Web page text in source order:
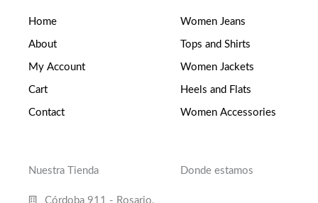
Home
About
My Account
Cart
Contact
Women Jeans
Tops and Shirts
Women Jackets
Heels and Flats
Women Accessories
Nuestra Tienda
Córdoba 911 - Rosario.
Donde estamos